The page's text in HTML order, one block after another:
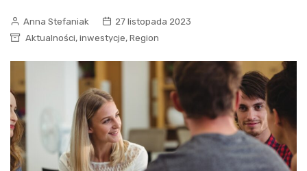
Anna Stefaniak
27 listopada 2023
Aktualności, inwestycje, Region